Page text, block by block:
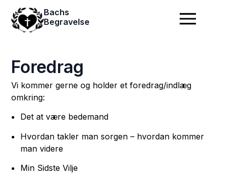
Bachs
Begravelse
Foredrag
Vi kommer gerne og holder et foredrag/indlæg
omkring:
Det at være bedemand
Hvordan takler man sorgen – hvordan kommer
man videre
Min Sidste Vilje